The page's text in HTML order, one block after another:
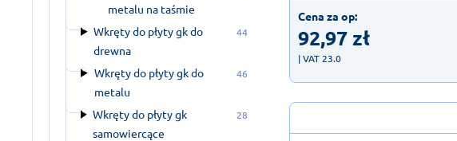
metalu na taśmie
Wkręty do płyty gk do
drewna
44
Wkręty do płyty gk do
metalu
46
Wkręty do płyty gk
samowiercące
28
Cena za op:
92,97zł
| VAT 23.0